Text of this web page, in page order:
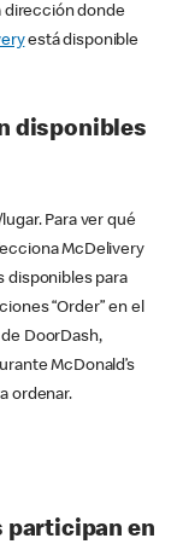
dirección donde
está disponible
disponibles
Para ver qué
McDelivery
disponibles para
“Order” en el
DoorDash,
McDonald’s
ordenar.
participan en